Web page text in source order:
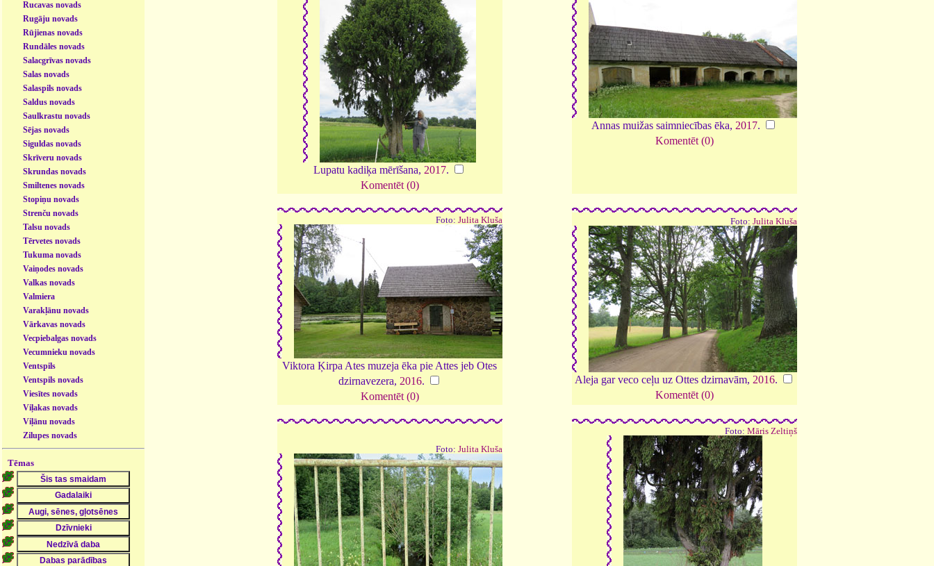
Rucavas novads
Rugāju novads
Rūjienas novads
Rundāles novads
Salacgrīvas novads
Salas novads
Salaspils novads
Saldus novads
Saulkrastu novads
Sējas novads
Siguldas novads
Skrīveru novads
Skrundas novads
Smiltenes novads
Stopiņu novads
Strenču novads
Talsu novads
Tērvetes novads
Tukuma novads
Vaiņodes novads
Valkas novads
Valmiera
Varakļānu novads
Vārkavas novads
Vecpiebalgas novads
Vecumnieku novads
Ventspils
Ventspils novads
Viesītes novads
Viļakas novads
Viļānu novads
Zilupes novads
Tēmas
Lupatu kadiķa mērīšana, 2017.
Komentēt (0)
Annas muižas saimniecības ēka, 2017.
Komentēt (0)
Foto: Julita Kluša
Viktora Ķirpa Ates muzeja ēka pie Attes jeb Otes
dzirnavezera, 2016.
Komentēt (0)
Foto: Julita Kluša
Aleja gar veco ceļu uz Ottes dzirnavām, 2016.
Komentēt (0)
Foto: Julita Kluša
Foto: Māris Zeltiņš